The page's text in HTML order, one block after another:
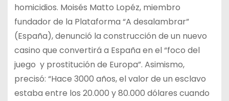
homicidios. Moisés Matto Lopéz, miembro
fundador de la Plataforma “A desalambrar”
(España), denunció la construcción de un nuevo
casino que convertirá a España en el “foco del
juego y prostitución de Europa”. Asimismo,
precisó: “Hace 3000 años, el valor de un esclavo
estaba entre los 20.000 y 80.000 dólares cuando